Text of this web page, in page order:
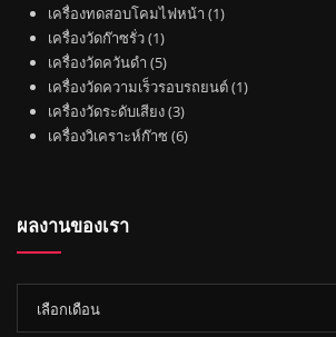
า
า
เครื่องทดสอบโคมไฟหน้า 11
ค้
เครื่องวัดก๊าซรั่ว 11
สิ
น
ค้
า
เครื่องวัดควันดำ 55
สิ
น
ค้
เครื่องวัดความเร็วรอบรถยนต์ 11
เครื่องวัดระดับเสียง 33
สิ
เครื่องวิเคราะห์ก๊าซ 66
ผลงานของเรา
งาน